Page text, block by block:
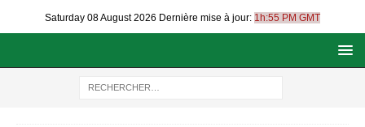
Saturday 08 August 2026 Dernière mise à jour: 1h:55 PM GMT